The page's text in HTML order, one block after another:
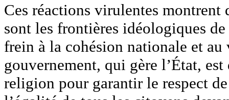
Ces réactions virulentes
sont les frontières idéologiques
frein à la cohésion nationale et
gouvernement, qui gère l’État,
religion pour garantir le respect